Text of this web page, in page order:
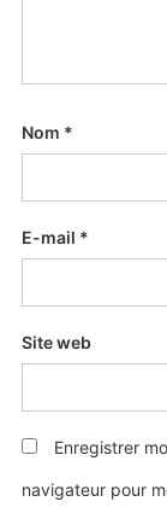
Nom *
E-mail *
Site web
Enregistrer
navigateur pour